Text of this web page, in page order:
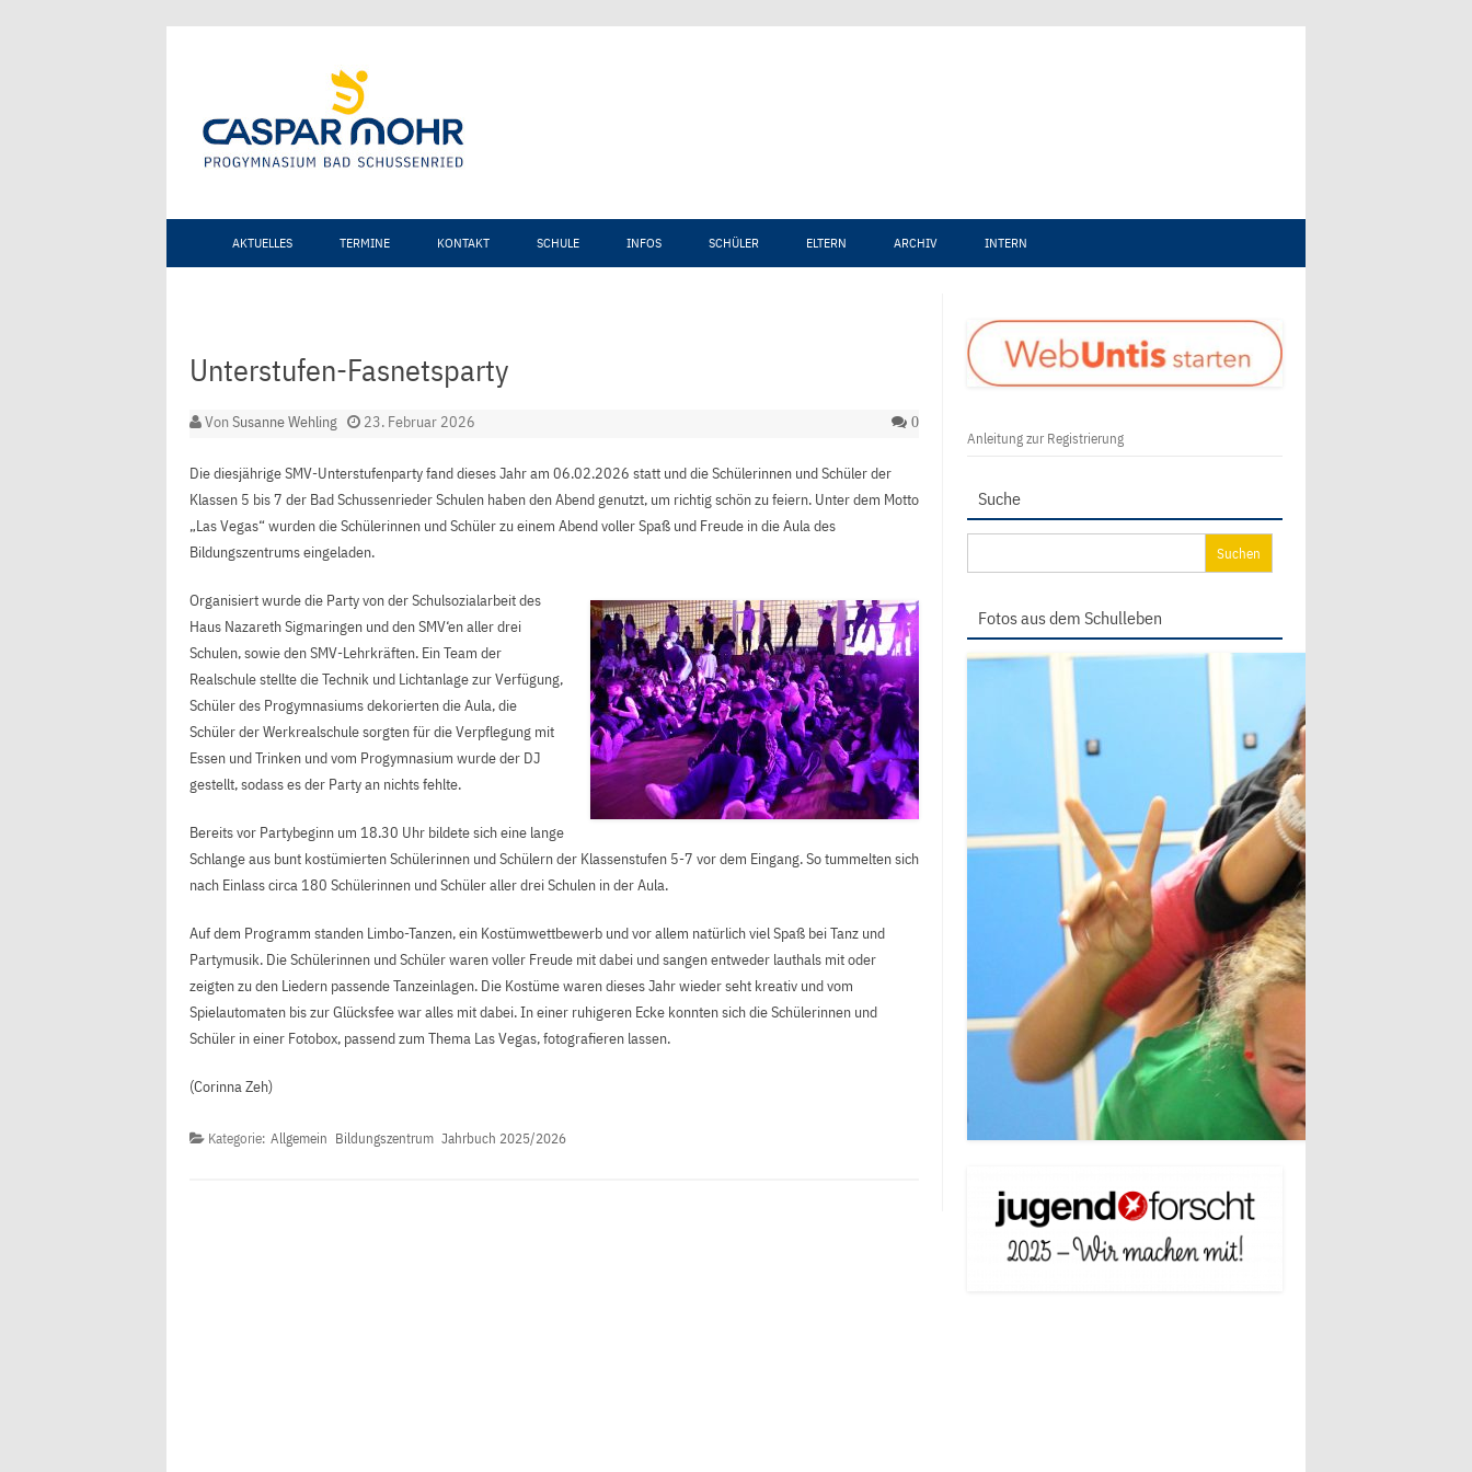
AKTUELLES TERMINE KONTAKT SCHULE INFOS SCHÜLER ELTERN ARCHIV INTERN
Unterstufen-Fasnetsparty
VonSusanne Wehling 23. Februar 2026 0
Die diesjährige SMV-Unterstufenparty fand dieses Jahr am 06.02.2026 statt und die Schülerinnen und Schüler der
Klassen 5 bis 7 der Bad Schussenrieder Schulen haben den Abend genutzt, um richtig schön zu feiern. Unter dem Motto
„Las Vegas“ wurden die Schülerinnen und Schüler zu einem Abend voller Spaß und Freude in die Aula des
Bildungszentrums eingeladen.
Organisiert wurde die Party von der Schulsozialarbeit des
Haus Nazareth Sigmaringen und den SMV‘en aller drei
Schulen, sowie den SMV-Lehrkräften. Ein Team der
Realschule stellte die Technik und Lichtanlage zur Verfügung,
Schüler des Progymnasiums dekorierten die Aula, die
Schüler der Werkrealschule sorgten für die Verpflegung mit
Essen und Trinken und vom Progymnasium wurde der DJ
gestellt, sodass es der Party an nichts fehlte.
Bereits vor Partybeginn um 18.30 Uhr bildete sich eine lange
Schlange aus bunt kostümierten Schülerinnen und Schülern der Klassenstufen 5-7 vor dem Eingang. So tummelten sich
nach Einlass circa 180 Schülerinnen und Schüler aller drei Schulen in der Aula.
Auf dem Programm standen Limbo-Tanzen, ein Kostümwettbewerb und vor allem natürlich viel Spaß bei Tanz und
Partymusik. Die Schülerinnen und Schüler waren voller Freude mit dabei und sangen entweder lauthals mit oder
zeigten zu den Liedern passende Tanzeinlagen. Die Kostüme waren dieses Jahr wieder seht kreativ und vom
Spielautomaten bis zur Glücksfee war alles mit dabei. In einer ruhigeren Ecke konnten sich die Schülerinnen und
Schüler in einer Fotobox, passend zum Thema Las Vegas, fotografieren lassen.
(Corinna Zeh)
Kategorie: Allgemein Bildungszentrum Jahrbuch 2025/2026
Anleitung zur Registrierung
Suche
nach:
Fotos aus dem Schulleben